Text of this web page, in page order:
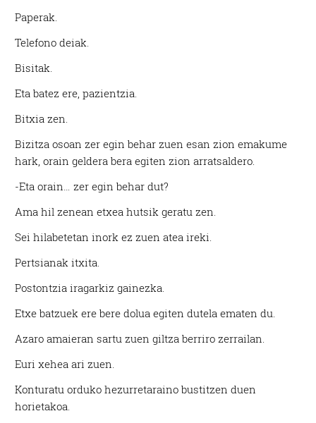
Paperak.
Telefono deiak.
Bisitak.
Eta batez ere, pazientzia.
Bitxia zen.
Bizitza osoan zer egin behar zuen esan zion emakume
hark, orain geldera bera egiten zion arratsaldero.
-Eta orain… zer egin behar dut?
Ama hil zenean etxea hutsik geratu zen.
Sei hilabetetan inork ez zuen atea ireki.
Pertsianak itxita.
Postontzia iragarkiz gainezka.
Etxe batzuek ere bere dolua egiten dutela ematen du.
Azaro amaieran sartu zuen giltza berriro zerrailan.
Euri xehea ari zuen.
Konturatu orduko hezurretaraino bustitzen duen
horietakoa.